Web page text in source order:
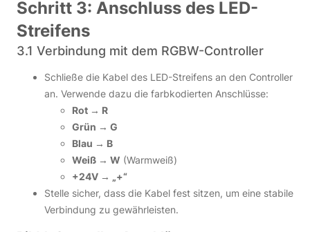
Schritt 3: Anschluss des LED-
Streifens
3.1 Verbindung mit dem RGBW-Controller
Schließe die Kabel des LED-Streifens an den Controller
an. Verwende dazu die farbkodierten Anschlüsse:
Rot → R
Grün → G
Blau → B
Weiß → W (Warmweiß)
+24V → „+“
Stelle sicher, dass die Kabel fest sitzen, um eine stabile
Verbindung zu gewährleisten.